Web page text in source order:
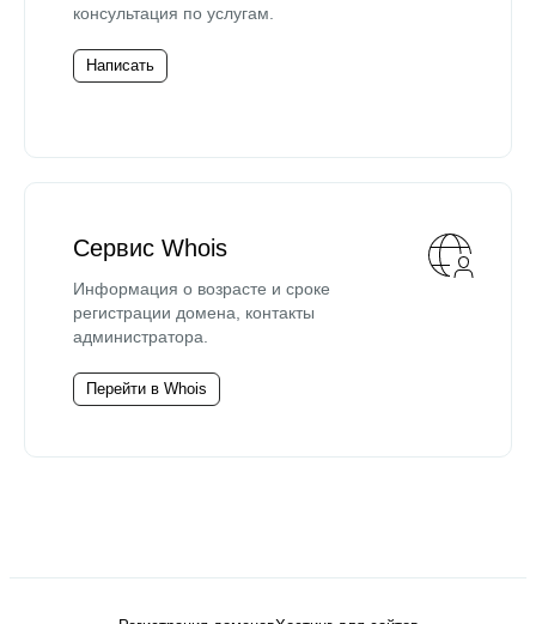
консультация по услугам.
Написать
Сервис Whois
Информация о возрасте и сроке
регистрации домена, контакты
администратора.
Перейти в Whois